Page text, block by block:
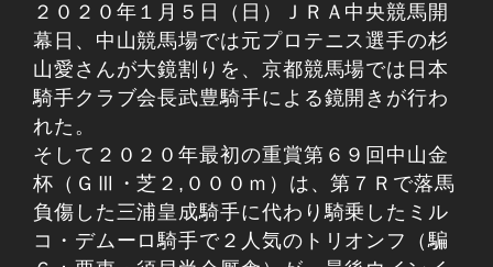
２０２０年１月５日（日）ＪＲＡ中央競馬開
幕日、中山競馬場では元プロテニス選手の杉
山愛さんが大鏡割りを、京都競馬場では日本
騎手クラブ会長武豊騎手による鏡開きが行わ
れた。
そして２０２０年最初の重賞第６９回中山金
杯（ＧⅢ・芝２,０００ｍ）は、第７Ｒで落馬
負傷した三浦皇成騎手に代わり騎乗したミル
コ・デムーロ騎手で２人気のトリオンフ（騙